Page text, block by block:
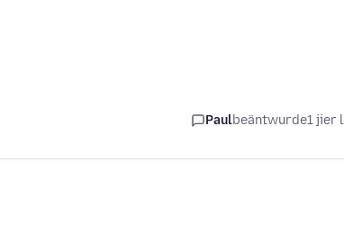
Paulbeäntwurde1 jier